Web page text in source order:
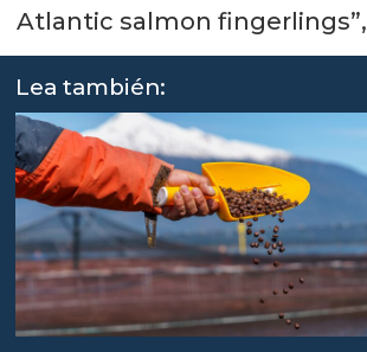
Atlantic salmon fingerlings”,
Lea también: